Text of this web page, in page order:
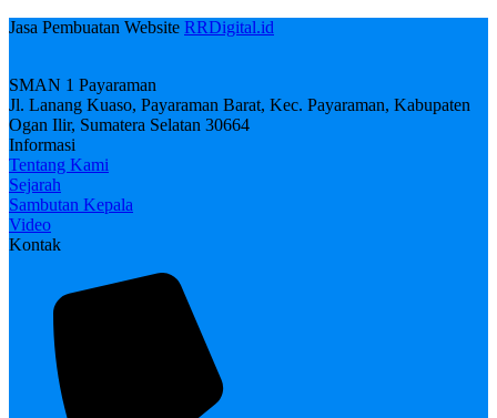
Jasa Pembuatan Website RRDigital.id
SMAN 1 Payaraman
Jl. Lanang Kuaso, Payaraman Barat, Kec. Payaraman, Kabupaten
Ogan Ilir, Sumatera Selatan 30664
Informasi
Tentang Kami
Sejarah
Sambutan Kepala
Video
Kontak